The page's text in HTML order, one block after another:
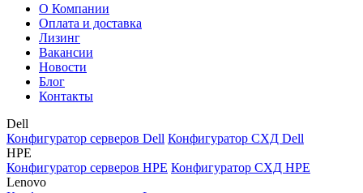
О Компании
Оплата и доставка
Лизинг
Вакансии
Новости
Блог
Контакты
Dell
Конфигуратор серверов Dell Конфигуратор СХД Dell
HPE
Конфигуратор серверов HPE Конфигуратор СХД HPE
Lenovo